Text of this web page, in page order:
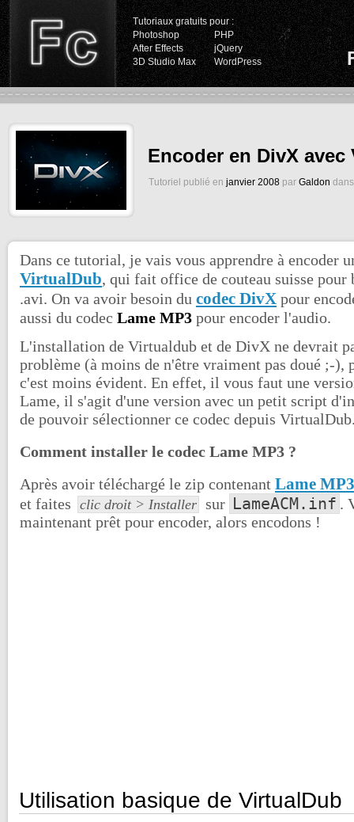
Tutoriaux gratuits pour :
Photoshop
PHP
After Effects
jQuery
3D Studio Max
WordPress
Encoder en DivX avec
Tutoriel publié en janvier 2008 par Galdon
Dans ce tutorial, je vais vous apprendre à encoder
VirtualDub, qui fait office de couteau suisse
.avi. On va avoir besoin du codec DivX pour
aussi du codec Lame MP3 pour encoder l'audio.
L'installation de Virtualdub et de DivX ne devrait
problème (à moins de n'être vraiment pas doué ;-),
c'est moins évident. En effet, il vous faut une
Lame, il s'agit d'une version avec un petit script
de pouvoir sélectionner ce codec depuis
Comment installer le codec Lame MP3 ?
Après avoir téléchargé le zip contenant Lame MP3
et faites clic droit > Installer sur LameACM.inf .
maintenant prêt pour encoder, alors encodons !
Utilisation basique de VirtualDub